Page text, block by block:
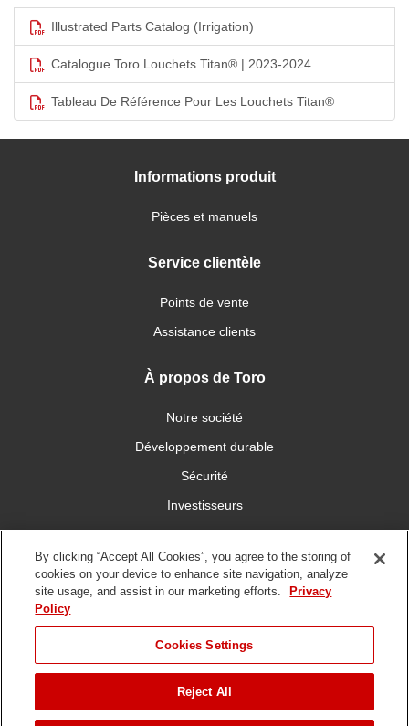
Illustrated Parts Catalog (Irrigation)
Catalogue Toro Louchets Titan® | 2023-2024
Tableau De Référence Pour Les Louchets Titan®
Informations produit
Pièces et manuels
Service clientèle
Points de vente
Assistance clients
À propos de Toro
Notre société
Développement durable
Sécurité
Investisseurs
Carrières
Connectez-vous avec nous
d'utilisation
Politique de
confidentialité
copyrights
By clicking “Accept All Cookies”, you agree to the storing of
cookies on your device to enhance site navigation, analyze
site usage, and assist in our marketing efforts.
Privacy
Policy
Cookies Settings
Reject All